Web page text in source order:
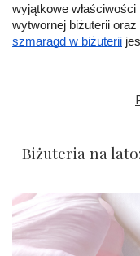
wyjątkowe
wytwornej biżuterii
szmaragd w biżuterii
Biżuteria na